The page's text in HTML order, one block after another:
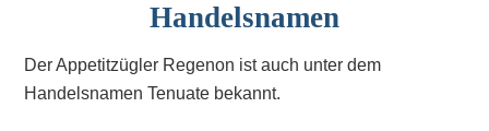
Handelsnamen
Der Appetitzügler Regenon ist auch unter dem
Handelsnamen Tenuate bekannt.